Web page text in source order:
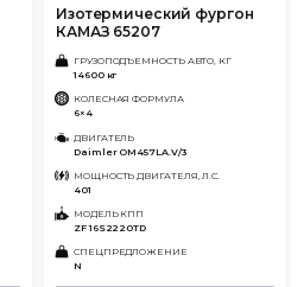
Изотермический фургон
КАМАЗ 65207
ГРУЗОПОДЪЕМНОСТЬ АВТО, КГ
14600 кг
КОЛЕСНАЯ ФОРМУЛА
6×4
ДВИГАТЕЛЬ
Daimler OM457LA.V/3
МОЩНОСТЬ ДВИГАТЕЛЯ, Л.С.
401
МОДЕЛЬ КПП
ZF 16S2220TD
СПЕЦПРЕДЛОЖЕНИЕ
N